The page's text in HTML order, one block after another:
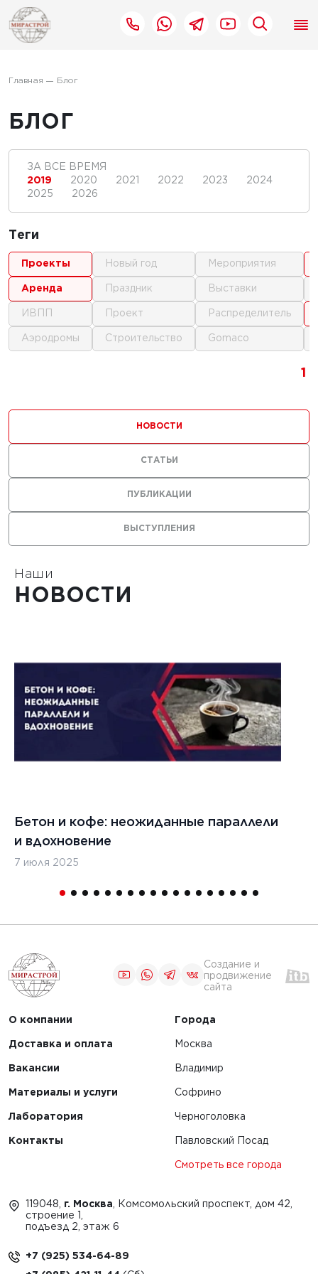
Главная Блог
БЛОГ
1
1
ВЫСТУПЛЕНИЯ
ПУБЛИКАЦИИ
НОВОСТИ
СТАТЬИ
ЗА ВСЕ ВРЕМЯ
2019
2020 2021 2022 2023
2024
2025
2026
Теги
проекты
аренда
ИВПП
аэродромы
новый год
праздник
проект
строительство
мероприятия
выставки
распределитель
gomaco
Наши
НОВОСТИ
Бетон и кофе: неожиданные параллели
и вдохновение
7 июля 2025
Создание и
продвижение
сайта
О компании
Доставка и оплата
Вакансии
Материалы и услуги
Лаборатория
Контакты
Города
Москва
Владимир
Софрино
Черноголовка
Павловский Посад
Смотреть все города
119048, г. Москва , Комсомольский проспект, дом 42,
строение 1,
подъезд 2, этаж 6
+7 (925) 534-64-89